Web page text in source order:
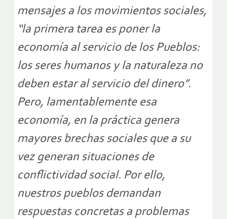
mensajes a los movimientos sociales,
“la primera tarea es poner la
economía al servicio de los Pueblos:
los seres humanos y la naturaleza no
deben estar al servicio del dinero”.
Pero, lamentablemente esa
economía, en la práctica genera
mayores brechas sociales que a su
vez generan situaciones de
conflictividad social. Por ello,
nuestros pueblos demandan
respuestas concretas a problemas